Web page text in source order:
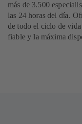
más de 3.500
las 24 horas del día.
de todo el ciclo de
fiable y la máxima